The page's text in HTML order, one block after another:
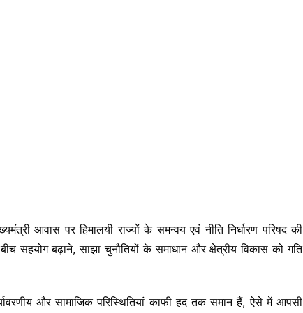
आवास पर हिमालयी राज्यों के समन्वय एवं नीति निर्धारण परिषद की
सहयोग बढ़ाने, साझा चुनौतियों के समाधान और क्षेत्रीय विकास को गति
और सामाजिक परिस्थितियां काफी हद तक समान हैं, ऐसे में आपसी